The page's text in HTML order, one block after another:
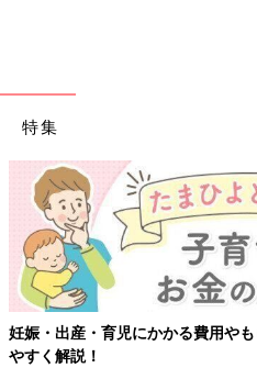
特集
妊娠・出産・育児にかかる費用や
やすく解説！